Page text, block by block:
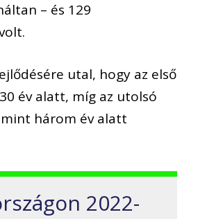
– és 129
utal, hogy az első
év alatt, míg az utolsó
három év alatt
2022-